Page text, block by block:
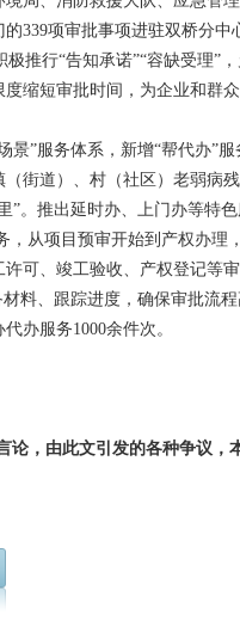
339项审批事项进驻双桥分中
极推行“告知承诺”“容缺受理”
缩短审批时间，为企业和群
景”服务体系，新增“帮代办”
街道）、村（社区）老弱病
”。推出延时办、上门办等特
，从项目预审开始到产权办理
许可、竣工验收、产权登记等
料、跟踪进度，确保审批流
办服务1000余件次。
论，由此文引发的各种争议，